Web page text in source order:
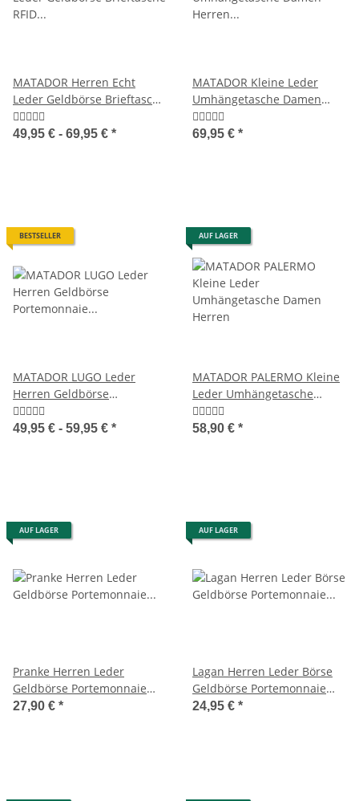
MATADOR Herren Echt
Leder Geldbörse Brieftasche
RFID TüV
49,95 € - 69,95 € *
MATADOR Kleine Leder
Umhängetasche Damen
Herren Retro Klassisch
69,95 € *
BESTSELLER
MATADOR LUGO Leder
Herren Geldbörse
Portemonnaie Brieftasche
49,95 € - 59,95 € *
AUF LAGER
MATADOR PALERMO Kleine
Leder Umhängetasche
Damen Herren
58,90 € *
AUF LAGER
Pranke Herren Leder
Geldbörse Portemonnaie
Brieftasche Antik Braun
27,90 € *
AUF LAGER
Lagan Herren Leder Börse
Geldbörse Portemonnaie
Geldbeutel Brieftasche
24,95 € *